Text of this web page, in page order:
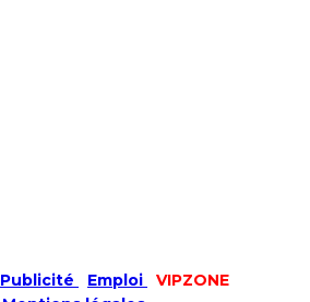
Publicité Emploi
VIPZONE